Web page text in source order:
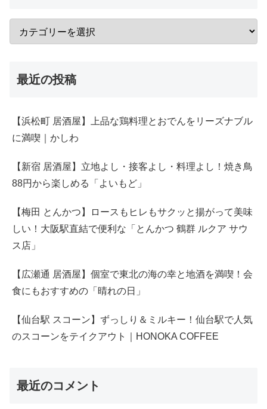
最近の投稿
【浜松町 居酒屋】上品な鶏料理とおでんをリーズナブル
に満喫｜かしわ
【新宿 居酒屋】立地よし・接客よし・料理よし！焼き鳥
88円から楽しめる「よいもど」
【梅田 とんかつ】ロースもヒレもサクッと揚がって美味
しい！大阪駅直結で便利な「とんかつ 鶴群 ルクア サウ
ス店」
【広瀬通 居酒屋】個室で東北の海の幸と地酒を満喫！会
食にもおすすめの「晴れの日」
【仙台駅 スコーン】ずっしり＆ミルキー！仙台駅で人気
のスコーンをテイクアウト｜HONOKA COFFEE
最近のコメント